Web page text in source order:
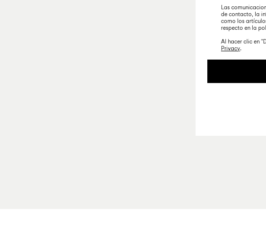
Las
de contacto, la
como los
respecto en la
Al hacer clic en
Privacy.